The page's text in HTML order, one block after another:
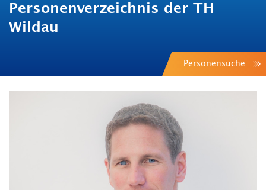
Personenverzeichnis der TH
Wildau
Personensuche